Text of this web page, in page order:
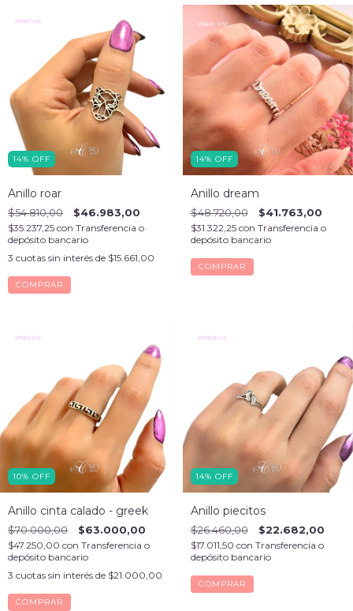
14% OFF
Anillo roar
$54.810,00 $46.983,00
$35.237,25 con Transferencia o
depósito bancario
3 cuotas sin interés de $15.661,00
COMPRAR
14% OFF
Anillo dream
$48.720,00 $41.763,00
$31.322,25 con Transferencia o
depósito bancario
COMPRAR
10% OFF
Anillo cinta calado - greek
$70.000,00 $63.000,00
$47.250,00 con Transferencia o
depósito bancario
3 cuotas sin interés de $21.000,00
COMPRAR
14% OFF
Anillo piecitos
$26.460,00 $22.682,00
$17.011,50 con Transferencia o
depósito bancario
COMPRAR